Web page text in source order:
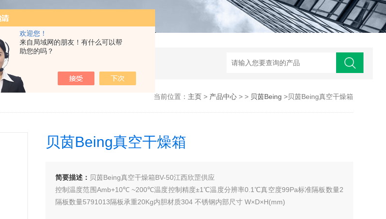
欢迎您！
来自局域网的朋友！有什么可以帮
助您的吗？
当前位置： 主页> 产品中心> > 贝茵Being >贝茵Being真空干燥箱
贝茵Being真空干燥箱
简要描述： 贝茵Being真空干燥箱BV-50江西欣罡供应
控制温度范围Amb+10℃ ~200℃温度控制精度±1℃温度分辨率0.1℃真空度99Pa标准隔板数量2
隔板数量5791013隔板承重20Kg内胆材质304 不锈钢内部尺寸 W×D×H(mm)